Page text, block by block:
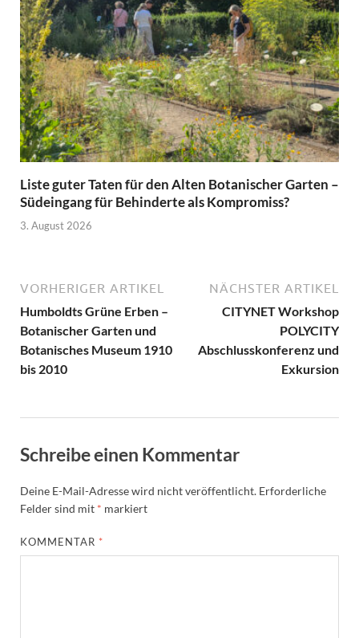
Liste guter Taten für den Alten Botanischer Garten –
Südeingang für Behinderte als Kompromiss?
3. August 2026
VORHERIGER ARTIKEL
Humboldts Grüne Erben –
Botanischer Garten und
Botanisches Museum 1910
bis 2010
NÄCHSTER ARTIKEL
CITYNET Workshop
POLYCITY
Abschlusskonferenz und
Exkursion
Schreibe einen Kommentar
Deine E-Mail-Adresse wird nicht veröffentlicht. Erforderliche
Felder sind mit * markiert
KOMMENTAR *